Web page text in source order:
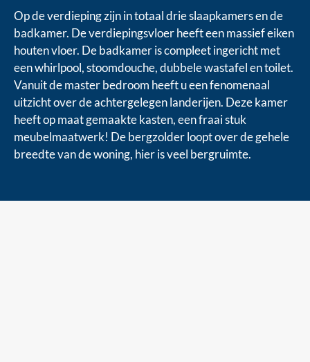
Op de verdieping zijn in totaal drie slaapkamers en de
badkamer. De verdiepingsvloer heeft een massief eiken
houten vloer. De badkamer is compleet ingericht met
een whirlpool, stoomdouche, dubbele wastafel en toilet.
Vanuit de master bedroom heeft u een fenomenaal
uitzicht over de achtergelegen landerijen. Deze kamer
heeft op maat gemaakte kasten, een fraai stuk
meubelmaatwerk! De bergzolder loopt over de gehele
breedte van de woning, hier is veel bergruimte.